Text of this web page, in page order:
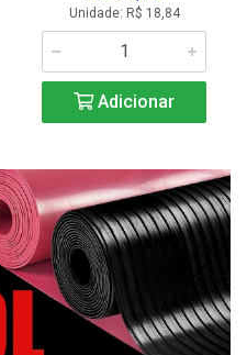
Unidade: R$ 18,84
Adicionar